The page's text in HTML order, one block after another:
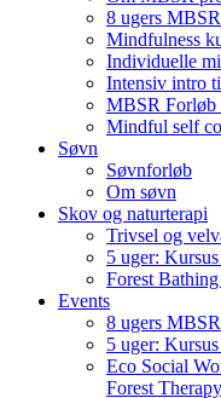
8 ugers
Mindfulness
Individuelle
Intensiv intro
MBSR
Mindful self
Søvn
Søvnforløb
Om søvn
Skov og naturterapi
Trivsel og
5 uger:
Forest
Events
8 ugers
5 uger:
Eco Social
Forest